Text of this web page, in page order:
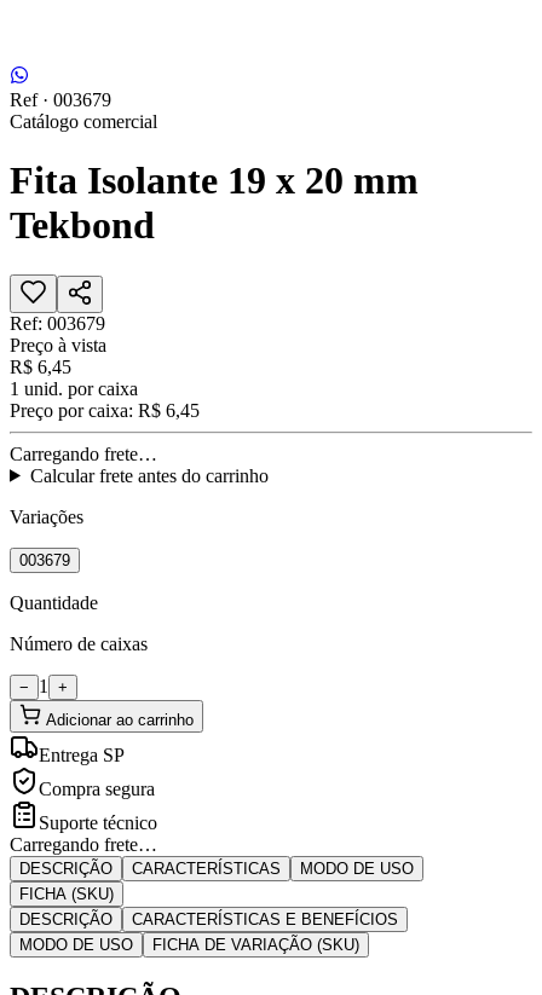
Ref · 003679
Catálogo comercial
Fita Isolante 19 x 20 mm
Tekbond
Ref: 003679
Preço à vista
R$ 6,45
1 unid. por caixa
Preço por caixa: R$ 6,45
Carregando frete…
Calcular frete antes do carrinho
Variações
003679
Quantidade
Número de caixas
− 1
+
Adicionar ao carrinho
Entrega SP
Compra segura
Suporte técnico
Carregando frete…
DESCRIÇÃO CARACTERÍSTICAS
MODO DE USO
FICHA (SKU)
DESCRIÇÃO
CARACTERÍSTICAS E BENEFÍCIOS
MODO DE USO
FICHA DE VARIAÇÃO (SKU)